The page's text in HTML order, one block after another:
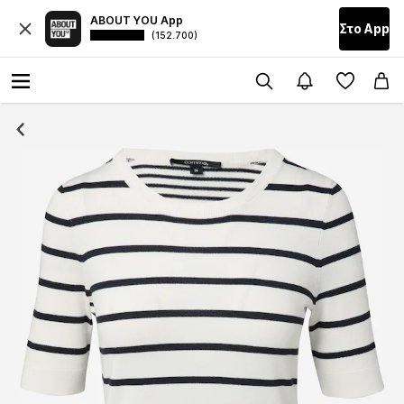
ABOUT YOU App
(152.700) Στο Αpp